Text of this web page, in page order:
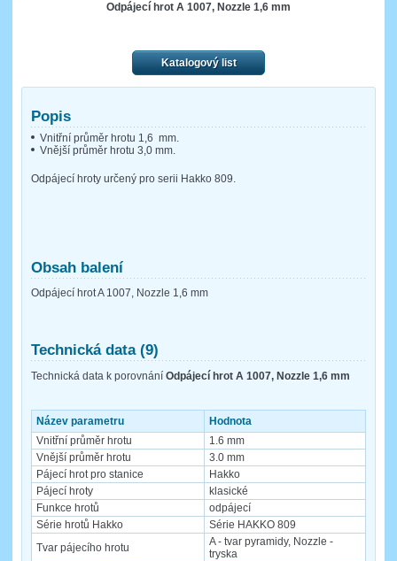
Odpájecí hrot A 1007, Nozzle 1,6 mm
Katalogový list
Popis
Vnitřní průměr hrotu 1,6 mm.
Vnější průměr hrotu 3,0 mm.
Odpájecí hroty určený pro serii Hakko 809.
Obsah balení
Odpájecí hrot A 1007, Nozzle 1,6 mm
Technická data (9)
Technická data k porovnání Odpájecí hrot A 1007, Nozzle 1,6 mm
Název parametru
Hodnota
Vnitřní průměr hrotu
1.6 mm
Vnější průměr hrotu
3.0 mm
Pájecí hrot pro stanice
Hakko
Pájecí hroty
klasické
Funkce hrotů
odpájecí
Série hrotů Hakko
Série HAKKO 809
Tvar pájecího hrotu
A - tvar pyramidy, Nozzle -
tryska